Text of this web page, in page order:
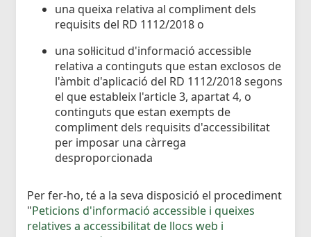
una queixa relativa al compliment dels
requisits del RD 1112/2018 o
una sol·licitud d'informació accessible
relativa a continguts que estan exclosos de
l'àmbit d'aplicació del RD 1112/2018 segons
el que estableix l'article 3, apartat 4, o
continguts que estan exempts de
compliment dels requisits d'accessibilitat
per imposar una càrrega
desproporcionada
Per fer-ho, té a la seva disposició el procediment
"Peticions d'informació accessible i queixes
relatives a accessibilitat de llocs web i